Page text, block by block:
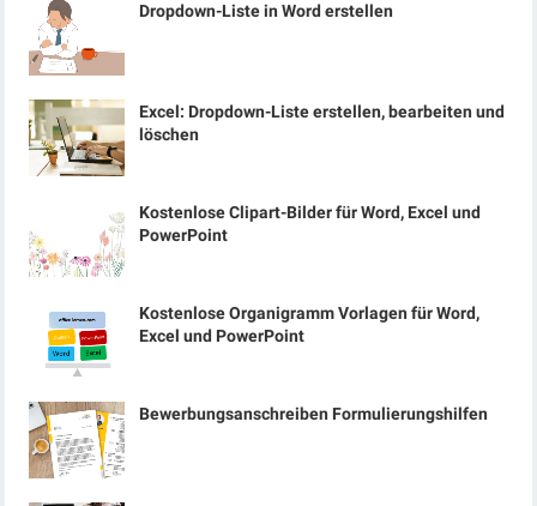
Dropdown-Liste in Word erstellen
Excel: Dropdown-Liste erstellen, bearbeiten und
löschen
Kostenlose Clipart-Bilder für Word, Excel und
PowerPoint
Kostenlose Organigramm Vorlagen für Word,
Excel und PowerPoint
Bewerbungsanschreiben Formulierungshilfen